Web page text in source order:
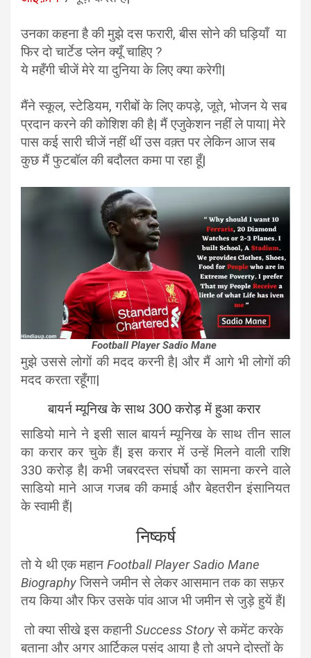
उनका कहना है की मुझे दस फरारी, बीस सोने की घड़ियाँ या
फिर दो चार्टेड प्लेन क्यूँ चाहिए ?
ये महँगी चीजें मेरे या दुनिया के लिए क्या करेगी|
मैंने स्कूल, स्टेडियम, गरीबों के लिए कपड़े, जूते, भोजन ये सब
प्रदान करने की कोशिश की है| मैं एजुकेशन नहीं ले पाया| मेरे
पास कई सारी चीजें नहीं थीं उस वक़्त पर लेकिन आज सब
कुछ मैं फुटबॉल की बदौलत कमा पा रहा हूँ|
Football Player Sadio Mane
मुझे उससे लोगों की मदद करनी है| और मैं आगे भी लोगों की
मदद करता रहूँगा|
बायर्न म्यूनिख के साथ 300 करोड़ में हुआ करार
साडियो माने ने इसी साल बायर्न म्यूनिख के साथ तीन साल
का करार कर चुके हैं| इस करार में उन्हें मिलने वाली राशि
330 करोड़ है| कभी जबरदस्त संघर्षो का सामना करने वाले
साडियो माने आज गजब की कमाई और बेहतरीन इंसानियत
के स्वामी हैं|
निष्कर्ष
तो ये थी एक महान Football Player Sadio Mane
Biographyजिसने जमीन से लेकर आसमान तक का सफ़र
तय किया और फिर उसके पांव आज भी जमीन से जुड़े हुयें हैं|
तो क्या सीखे इस कहानीSuccess Storyसे कमेंट करके
बताना और अगर आर्टिकल पसंद आया है तो अपने दोस्तों के